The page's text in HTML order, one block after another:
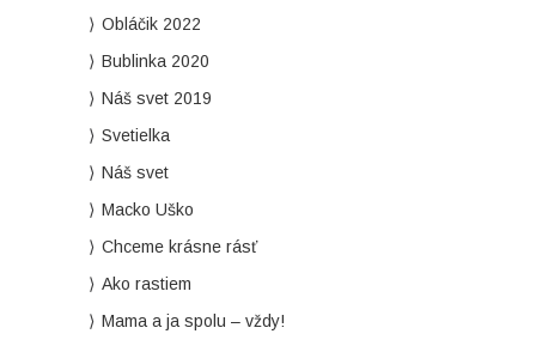
Obláčik 2022
Bublinka 2020
Náš svet 2019
Svetielka
Náš svet
Macko Uško
Chceme krásne rásť
Ako rastiem
Mama a ja spolu – vždy!